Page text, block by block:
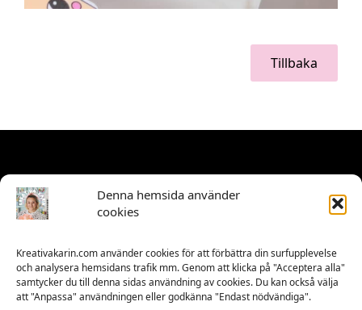
Denna hemsida använder
cookies
Kreativakarin.com använder cookies för att förbättra din surfupplevelse
och analysera hemsidans trafik mm. Genom att klicka på "Acceptera alla"
samtycker du till denna sidas användning av cookies. Du kan också välja
att "Anpassa" användningen eller godkänna "Endast nödvändiga".
Tillbaka